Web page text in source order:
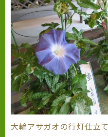
大輪アサガオの行灯仕立て